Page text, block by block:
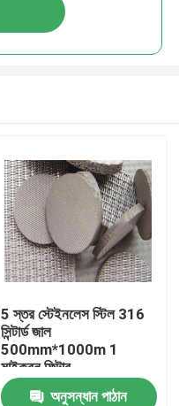
5 স্তর স্টেইনলেস স্টিল 316
সিন্টার্ড জাল
500mm*1000m 1
মাইক্রন ফিল্টার
অনুসন্ধান পাঠান